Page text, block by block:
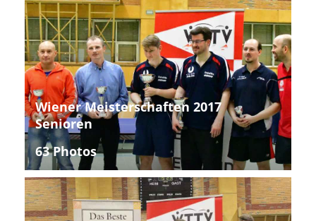
Wiener Meisterschaften 2017
Senioren
63 Photos